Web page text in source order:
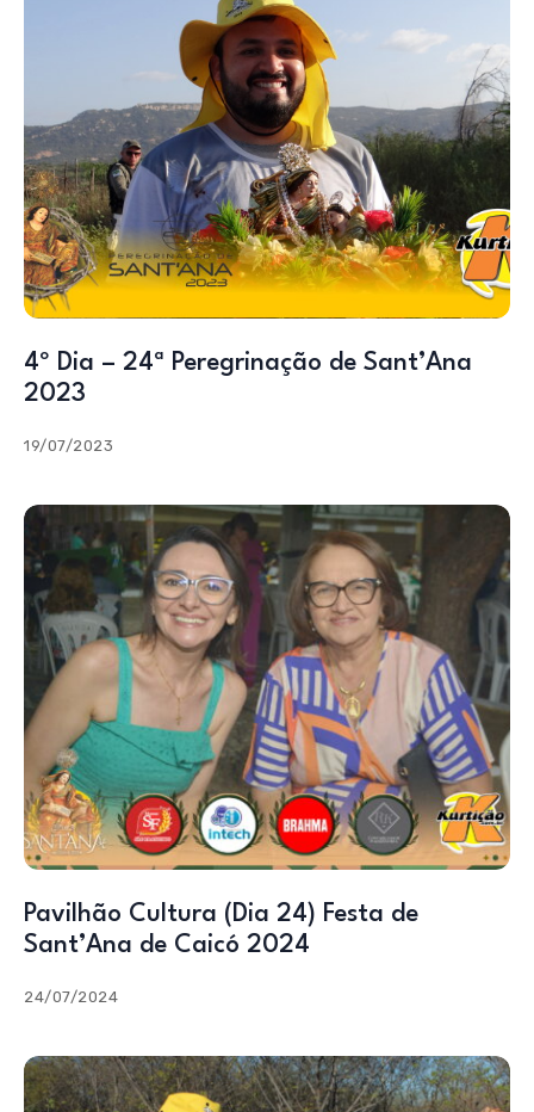
4º Dia – 24ª Peregrinação de Sant’Ana
2023
19/07/2023
Pavilhão Cultura (Dia 24) Festa de
Sant’Ana de Caicó 2024
24/07/2024